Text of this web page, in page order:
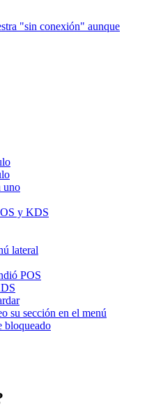
"sin conexión" aunque
uno
y KDS
lateral
POS
su sección en el menú
bloqueado